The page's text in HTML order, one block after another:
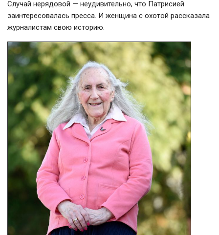
Случай нерядовой — неудивительно, что Патрисией
заинтересовалась пресса. И женщина с охотой рассказала
журналистам свою историю.